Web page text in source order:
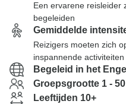
Een ervarene reisleider
begeleiden
Gemiddelde
Reizigers moeten zich
inspannende activiteiten
Begeleid in het
Groepsgrootte 1 - 50
Leeftijden 10+